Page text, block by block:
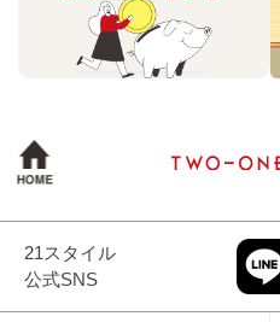
21スタイル
公式SNS